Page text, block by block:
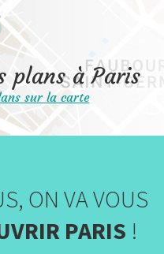
plans à Paris
sur la carte
ON VA VOUS
PARIS !